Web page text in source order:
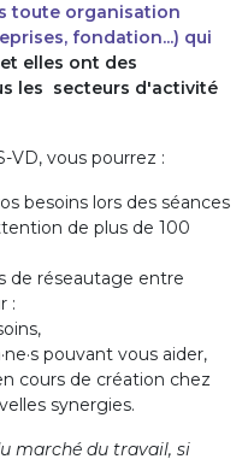
toute organisation
fondation...) qui
elles ont des
les secteurs d'activité
vous pourrez :
besoins lors des séances
de plus de 100
de réseautage entre
:
pouvant vous aider,
cours de création chez
synergies.
marché du travail, si